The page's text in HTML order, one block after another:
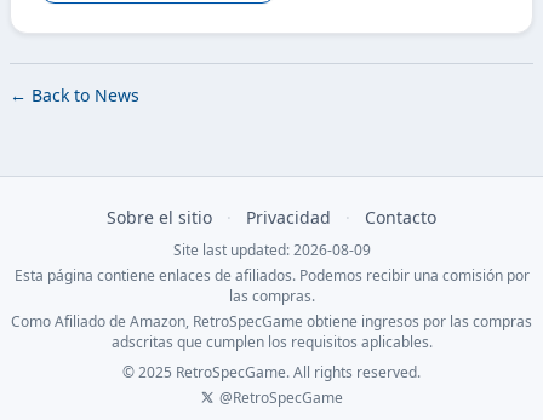
← Back to News
Sobre el sitio · Privacidad · Contacto
Site last updated: 2026-08-09
Esta página contiene enlaces de afiliados. Podemos recibir una comisión por
las compras.
Como Afiliado de Amazon, RetroSpecGame obtiene ingresos por las compras
adscritas que cumplen los requisitos aplicables.
© 2025 RetroSpecGame. All rights reserved.
@RetroSpecGame